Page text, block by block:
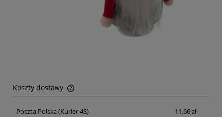
Koszty dostawy
Cena nie zawiera ewentualnych kosztów płatności
Poczta Polska (Kurier 48) 11,66 zł